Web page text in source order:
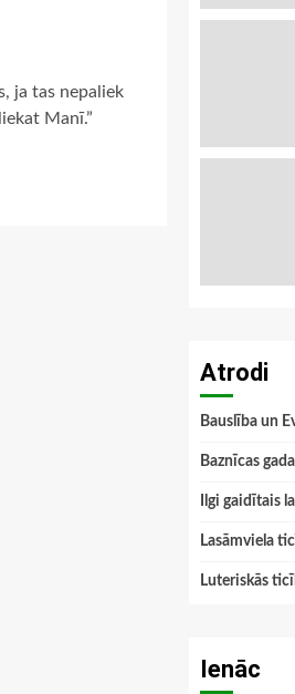
ja tas nepaliek
Manī.”
Atrodi
Bauslība un
Baznīcas
Ilgi gaidītais
Lasāmviela
Luteriskās
Ienāc